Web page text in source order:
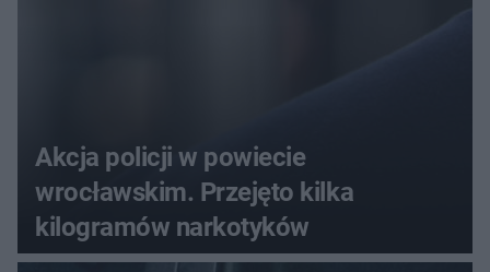
Akcja policji w powiecie
wrocławskim. Przejęto kilka
kilogramów narkotyków